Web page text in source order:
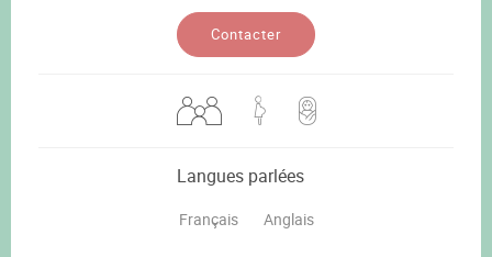
Contacter
Langues parlées
Français Anglais